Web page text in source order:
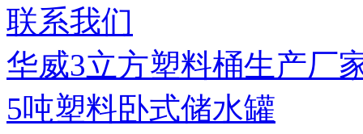
联系我们
华威3立方塑料桶生产厂
5吨塑料卧式储水罐